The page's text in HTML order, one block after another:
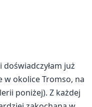
już
w okolice Tromso, na
poniżej). Z każdej